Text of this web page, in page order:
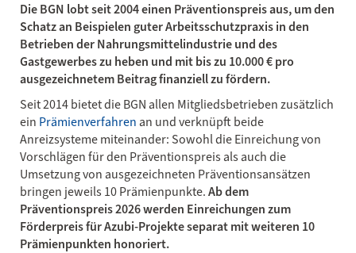
Die BGN lobt seit 2004 einen Präventionspreis aus, um den
Schatz an Beispielen guter Arbeitsschutzpraxis in den
Betrieben der Nahrungsmittelindustrie und des
Gastgewerbes zu heben und mit bis zu 10.000 € pro
ausgezeichnetem Beitrag finanziell zu fördern.
Seit 2014 bietet die BGN allen Mitgliedsbetrieben zusätzlich
ein Prämienverfahren an und verknüpft beide
Anreizsysteme miteinander: Sowohl die Einreichung von
Vorschlägen für den Präventionspreis als auch die
Umsetzung von ausgezeichneten Präventionsansätzen
bringen jeweils 10 Prämienpunkte.Ab dem
Präventionspreis 2026 werden Einreichungen zum
Förderpreis für Azubi-Projekte separat mit weiteren 10
Prämienpunkten honoriert.